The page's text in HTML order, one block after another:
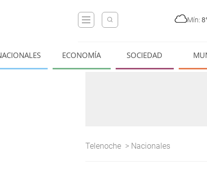
Mín:
ECONOMÍA SOCIEDAD
Telenoche > Nacionales